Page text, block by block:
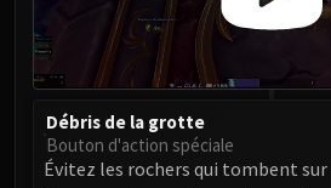
Conclave of
Omnotron Defense
Atramedes
Chimaeron
Débris de la grotte
Bouton d'action spéciale
Évitez les rochers qui tombent